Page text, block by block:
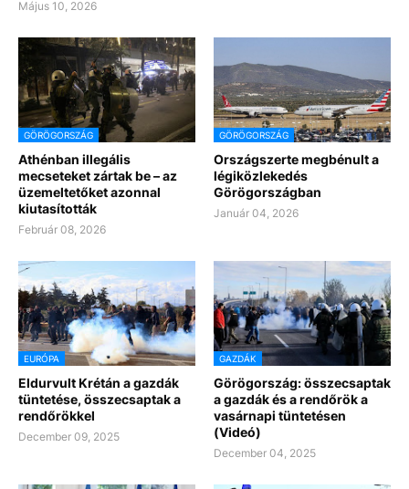
Május 10, 2026
GÖRÖGORSZÁG
Athénban illegális
mecseteket zártak be – az
üzemeltetőket azonnal
kiutasították
Február 08, 2026
GÖRÖGORSZÁG
Országszerte megbénult a
légiközlekedés
Görögországban
Január 04, 2026
EURÓPA
Eldurvult Krétán a gazdák
tüntetése, összecsaptak a
rendőrökkel
December 09, 2025
GAZDÁK
Görögország: összecsaptak
a gazdák és a rendőrök a
vasárnapi tüntetésen
(Videó)
December 04, 2025